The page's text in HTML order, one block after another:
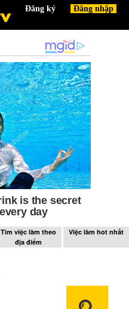
Tìm việc làm theo
địa điểm
Việc làm hot nhất